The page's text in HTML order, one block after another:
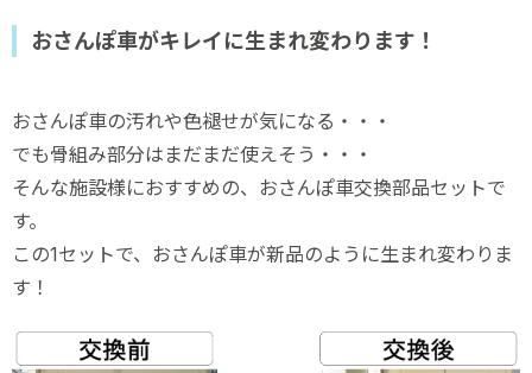
おさんぽ車がキレイに生まれ変わります！
おさんぽ車の汚れや色褪せが気になる・・・
でも骨組み部分はまだまだ使えそう・・・
そんな施設様におすすめの、おさんぽ車交換部品セットで
す。
この1セットで、おさんぽ車が新品のように生まれ変わりま
す！